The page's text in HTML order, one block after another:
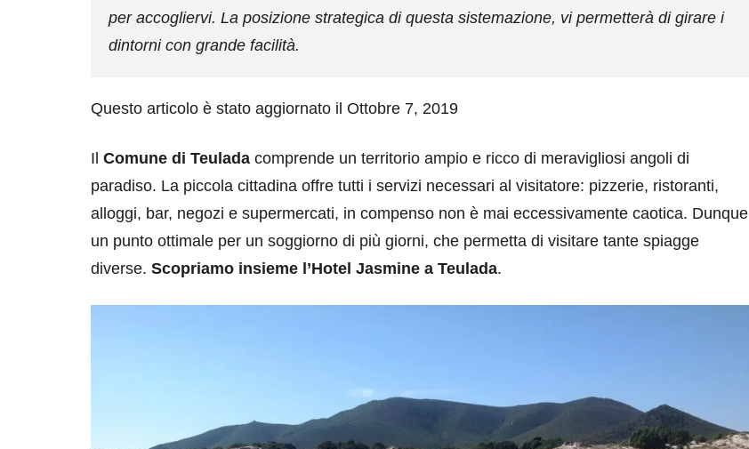
per accogliervi. La posizione strategica di questa sistemazione, vi permetterà di girare i
dintorni con grande facilità.
Questo articolo è stato aggiornato il Ottobre 7, 2019
Il Comune di Teulada comprende un territorio ampio e ricco di meravigliosi angoli di
paradiso. La piccola cittadina offre tutti i servizi necessari al visitatore: pizzerie, ristoranti,
alloggi, bar, negozi e supermercati, in compenso non è mai eccessivamente caotica. Dunque
un punto ottimale per un soggiorno di più giorni, che permetta di visitare tante spiagge
diverse. Scopriamo insieme l’Hotel Jasmine a Teulada.